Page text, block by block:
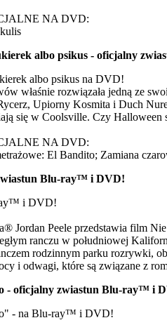
NA DVD:
albo psikus - oficjalny
albo psikus na DVD!
właśnie rozwiązała jedną ze
Upiorny Kosmita i Duch
się w Coolsville. Czy Halloween
NA DVD:
El Bandito; Zamiana
Blu-ray™ i DVD!
i DVD!
Jordan Peele przedstawia film
ranczu w południowej
rodzinnym parku rozrywki,
i odwagi, które są związane z
- oficjalny zwiastun Blu-ray™ i
- na Blu-ray™ i DVD!